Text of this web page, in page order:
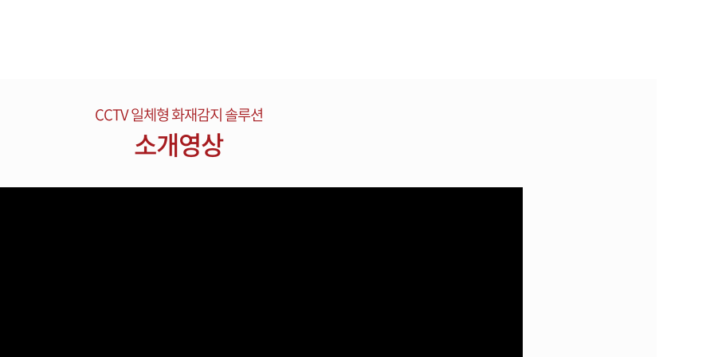
CCTV 일체형 화재감지 솔루션
소개영상